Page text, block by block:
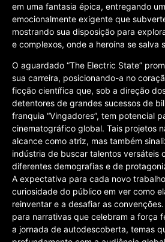
em uma fantasia épica, entregando
emocionalmente exigente que
mostrando sua disposição para
e complexos, onde a heroína se salva
O aguardado “The Electric State”
sua carreira, posicionando-a no
ficção científica que, sob a direção
detentores de grandes sucessos de
franquia “Vingadores”, tem potencial
cinematográfico global. Tais projetos
alcance como atriz, mas também
indústria de buscar talentos versáteis
diferentes demografias e de
A expectativa para cada novo
curiosidade do público em ver como
reinventar e a desafiar as
para narrativas que celebram a força
a jornada de autodescoberta, temas